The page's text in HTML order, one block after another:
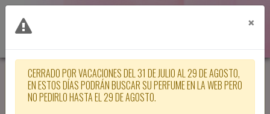
CERRADO POR VACACIONES DEL 31
DE JULIO AL 29 DE AGOSTO, EN
×
CERRADO POR VACACIONES DEL 31 DE JULIO AL 29 DE AGOSTO,
EN ESTOS DÍAS PODRÁN BUSCAR SU PERFUME EN LA WEB PERO
NO PEDIRLO HASTA EL 29 DE AGOSTO.